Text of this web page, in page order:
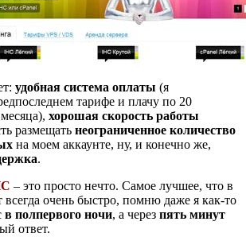
удобная система оплаты (я
тарифе и плачу по 20
хорошая скорость работы
размещать неограниченное количество
на моем аккаунте, ну, и конечно же,
.
– это просто нечто. Самое лучшее, что в
всегда очень быстро, помню даже я как-то
в полпервого ночи, а через пять минут
ответ.